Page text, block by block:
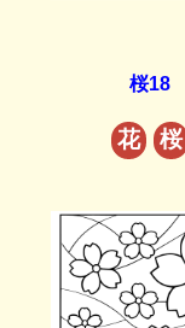
桜18
花 桜